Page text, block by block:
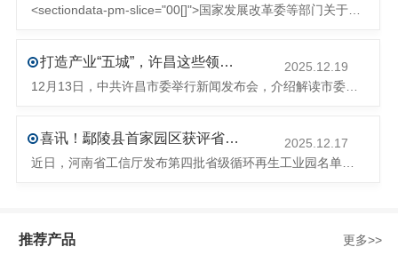
打造产业“五城”，许昌这些领域将迎来大发展！
2025.12.19
喜讯！鄢陵县首家园区获评省级循环再生工业园
2025.12.17
推荐产品 更多>>